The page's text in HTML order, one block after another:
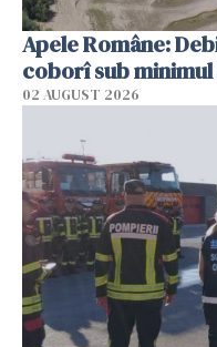
Apele Române:
coborî sub
02 AUGUST 2026